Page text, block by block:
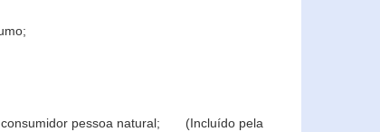
consumidor pessoa natural; (Incluído pela